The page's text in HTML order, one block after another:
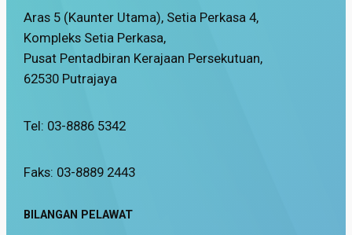
Aras 5 (Kaunter Utama), Setia Perkasa 4,
Kompleks Setia Perkasa,
Pusat Pentadbiran Kerajaan Persekutuan,
62530 Putrajaya
Tel: 03-8886 5342
Faks: 03-8889 2443
BILANGAN PELAWAT